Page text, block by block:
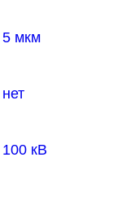
5 мкм
нет
100 кВ